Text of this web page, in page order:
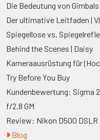
Die Bedeutung von
Der ultimative Leitfaden |
Spiegellose vs.
Behind the Scenes | Daisy
Kameraausrüstung für
Try Before You Buy
Kundenbewertung: Sigma
f/2.8 GM
Review: Nikon D500 DSLR
Blog